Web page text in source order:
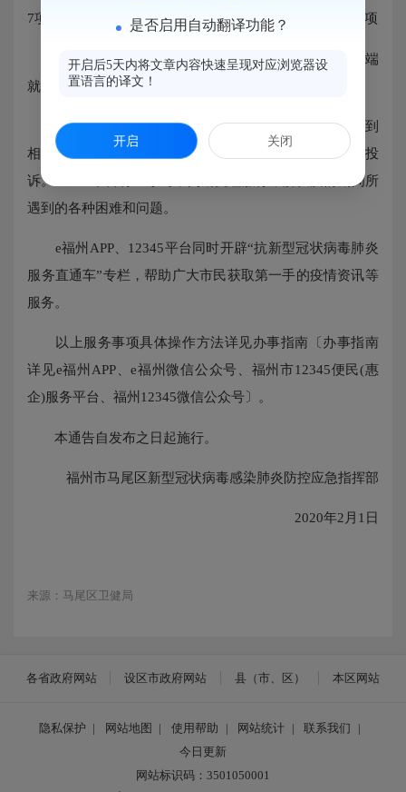
7项，其中一趟不用跑事项1373项，最多跑一趟事项2256项
三、“就近办”：市民和企业可通过e福州便民服务终端
就近办理业务。
四、“一号受理”：市民和企业在办理业务过程中遇到
相关问题，可通过12345便民(惠企)服务平台进行咨询投
诉。12345平台将24小时不间断受理服务，解决疫情期间所
遇到的各种困难和问题。
e福州APP、12345平台同时开辟“抗新型冠状病毒肺炎
服务直通车”专栏，帮助广大市民获取第一手的疫情资讯等
服务。
以上服务事项具体操作方法详见办事指南〔办事指南
详见e福州APP、e福州微信公众号、福州市12345便民(惠
企)服务平台、福州12345微信公众号〕。
本通告自发布之日起施行。
福州市马尾区新型冠状病毒感染肺炎防控应急指挥部
2020年2月1日
来源：马尾区卫健局
各省政府网站 设区市政府网站 县（市、区） 本区网站
隐私保护 | 网站地图 | 使用帮助 | 网站统计 | 联系我们
|
今日更新
网站标识码：3501050001
是否启用自动翻译功能？
开启后5天内将文章内容快速呈现对应浏览器设
置语言的译文！
开启 关闭